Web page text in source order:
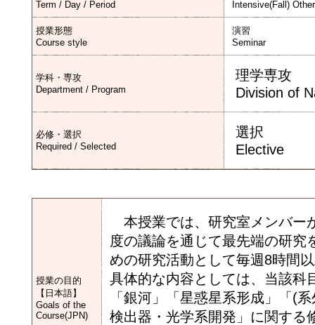
Term / Day / Period
Intensive(Fall)
授業形態
Course style
演習
Seminar
学科・専攻
Department / Program
理学専攻
Division of
必修・選択
Required / Selected
選択
Elective
授業の目的
【日本語】
Goals of the
Course(JPN)
本授業では、研究室メンバー
度の議論を通じて最先端の研究
めの研究活動として毎週8時間
具体的な内容としては、当該科
「銀河」「星惑星系形成」「(
検出器・光学系開発」に関する